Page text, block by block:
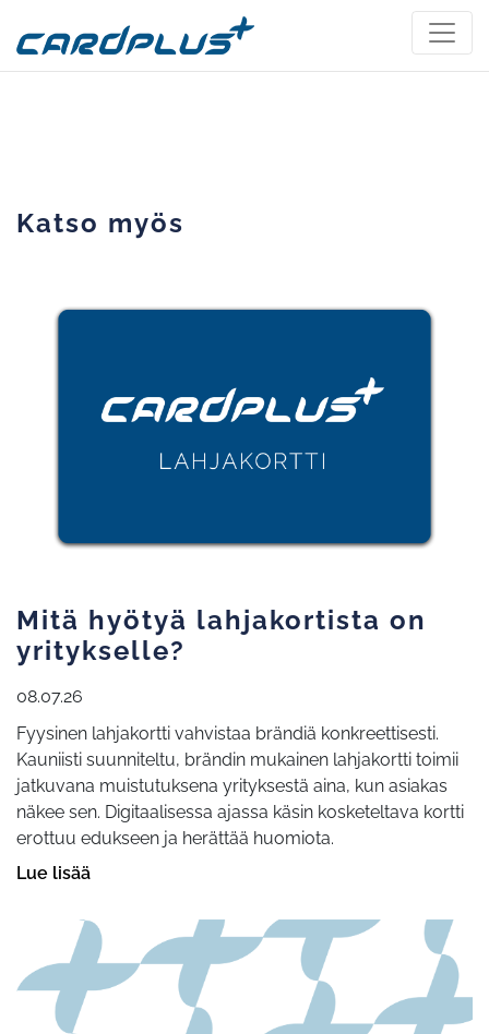
Katso myös
Mitä hyötyä lahjakortista on
yritykselle?
08.07.26
Fyysinen lahjakortti vahvistaa brändiä konkreettisesti.
Kauniisti suunniteltu, brändin mukainen lahjakortti toimii
jatkuvana muistutuksena yrityksestä aina, kun asiakas
näkee sen. Digitaalisessa ajassa käsin kosketeltava kortti
erottuu edukseen ja herättää huomiota.
Lue lisää